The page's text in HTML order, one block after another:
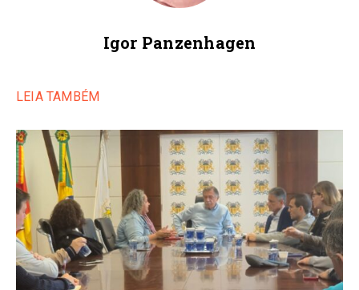
Igor Panzenhagen
LEIA TAMBÉM